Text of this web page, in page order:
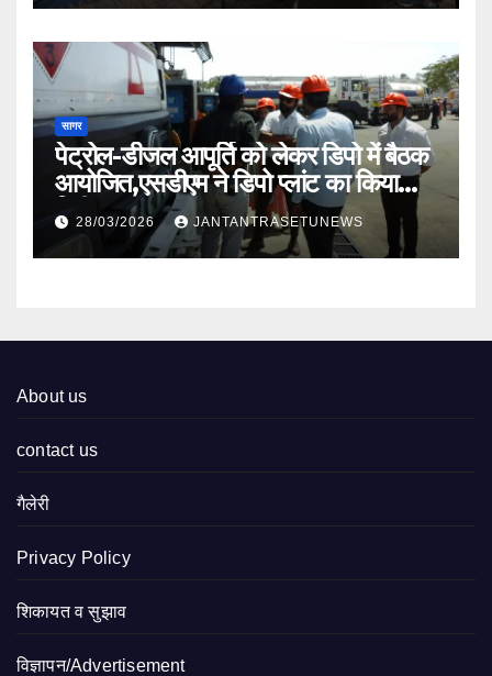
सागर
पेट्रोल-डीजल आपूर्ति को लेकर डिपो में बैठक
आयोजित,एसडीएम ने डिपो प्लांट का किया
निरीक्षण
28/03/2026 JANTANTRASETUNEWS
About us
contact us
गैलेरी
Privacy Policy
शिकायत व सुझाव
विज्ञापन/Advertisement